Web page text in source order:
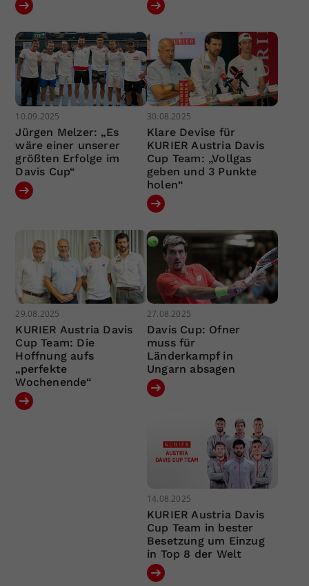
10.09.2025
Jürgen Melzer: „Es
wäre einer unserer
größten Erfolge im
Davis Cup“
30.08.2025
Klare Devise für
KURIER Austria Davis
Cup Team: „Vollgas
geben und 3 Punkte
holen“
29.08.2025
KURIER Austria Davis
Cup Team: Die
Hoffnung aufs
„perfekte
Wochenende“
27.08.2025
Davis Cup: Ofner
muss für
Länderkampf in
Ungarn absagen
14.08.2025
KURIER Austria Davis
Cup Team in bester
Besetzung um Einzug
in Top 8 der Welt